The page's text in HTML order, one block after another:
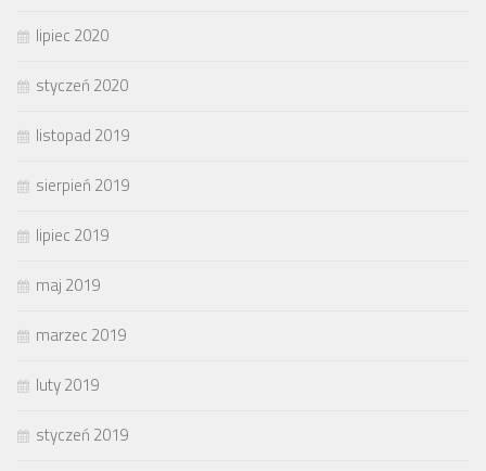
lipiec 2020
styczeń 2020
listopad 2019
sierpień 2019
lipiec 2019
maj 2019
marzec 2019
luty 2019
styczeń 2019